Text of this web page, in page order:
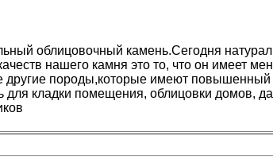
облицовочный камень.Сегодня
нашего камня это то, что он имеет
другие породы,которые имеют
кладки помещения, облицовки домов,